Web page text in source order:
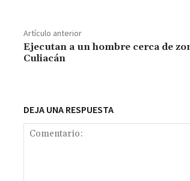
o
o
k
sA
p
Artículo anterior
Ejecutan a un hombre cerca de
Culiacán
DEJA UNA RESPUESTA